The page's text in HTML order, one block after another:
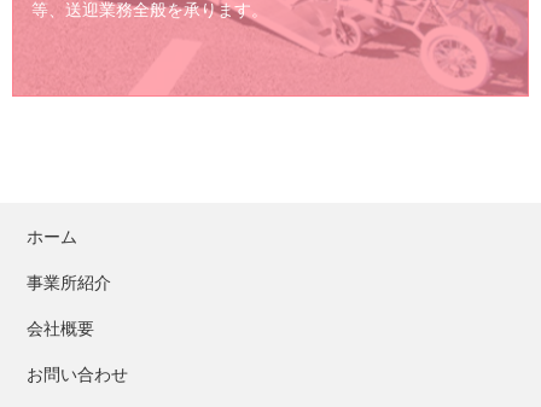
等、送迎業務全般を承ります。
ホーム
事業所紹介
会社概要
お問い合わせ